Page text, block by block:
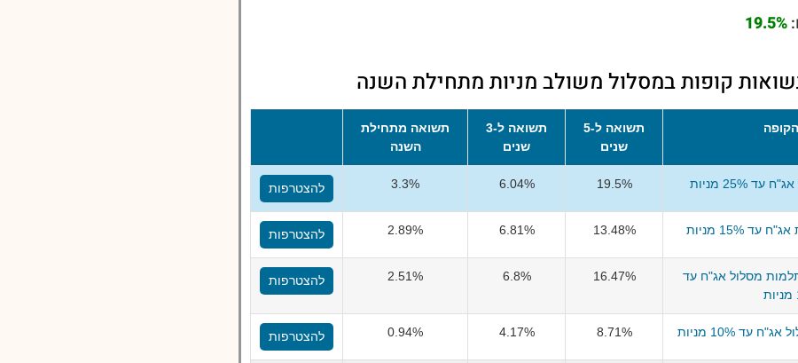
19.5%
קופות במסלול משולב מניות מתחילת השנה
תשואה ל-5
שנים
תשואה ל-3
שנים
תשואה מתחילת
השנה
25% מניות 19.5%
6.04%
3.3% להצטרפות
15% מניות 13.48%
6.81%
2.89% להצטרפות
מסלול אג"ח עד
16.47%
6.8%
2.51% להצטרפות
10% מניות 8.71%
4.17%
0.94% להצטרפות